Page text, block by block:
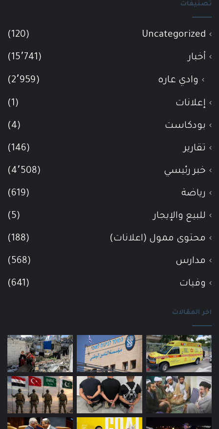
تصنيفات
Uncategorized
(120)
أخبار (15٬741)
وادي عاره (2٬959)
إعلانات (1)
بودكاست (4)
تقارير (146)
خبر رئيسي (4٬508)
رياضة (619)
للبيع والإيجار (5)
محتوى ممول (اعلانات) (188)
مدارس (568)
وفيات (641)
اخر المقالات